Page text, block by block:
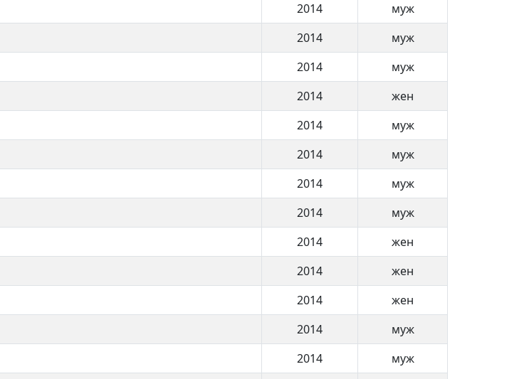
2014
муж
2014
муж
2014
муж
2014
жен
2014
муж
2014
муж
2014
муж
2014
муж
2014
жен
2014
жен
2014
жен
2014
муж
2014
муж